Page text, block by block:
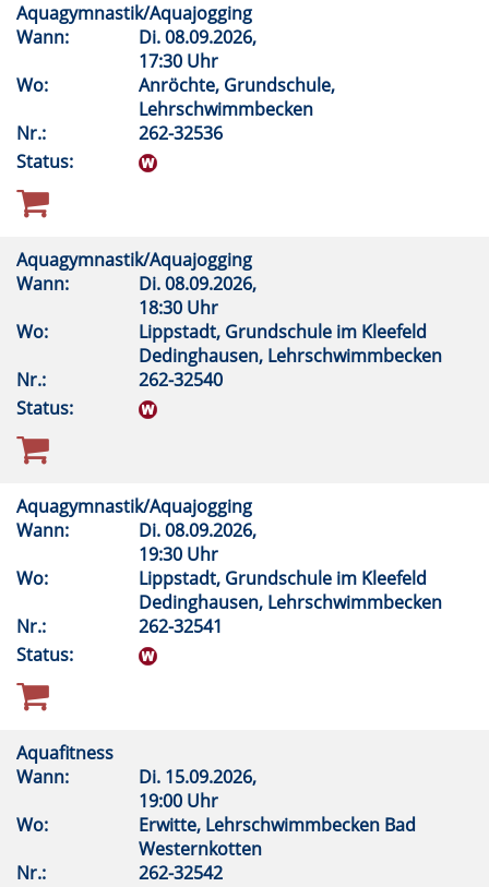
Aquagymnastik/Aquajogging
Wann:
Di.08.09.2026,
17:30 Uhr
Wo:
Anröchte, Grundschule,
Lehrschwimmbecken
Nr.:
262-32536
Status:
Aquagymnastik/Aquajogging
Wann:
Di.08.09.2026,
18:30 Uhr
Wo:
Lippstadt, Grundschule im Kleefeld
Dedinghausen, Lehrschwimmbecken
Nr.:
262-32540
Status:
Aquagymnastik/Aquajogging
Wann:
Di.08.09.2026,
19:30 Uhr
Wo:
Lippstadt, Grundschule im Kleefeld
Dedinghausen, Lehrschwimmbecken
Nr.:
262-32541
Status:
Aquafitness
Wann:
Di. 15.09.2026,
19:00 Uhr
Wo:
Erwitte, Lehrschwimmbecken Bad
Westernkotten
Nr.:
262-32542